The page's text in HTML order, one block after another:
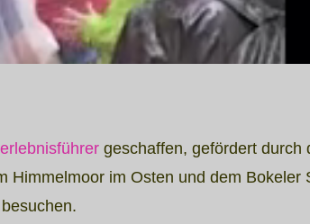
geschaffen, gefördert durch
Himmelmoor im Osten und dem Bokeler